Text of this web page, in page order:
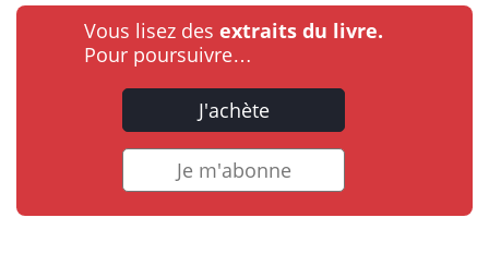
Vous lisez des extraits du livre.
Pour poursuivre…
J'achète
Je m'abonne